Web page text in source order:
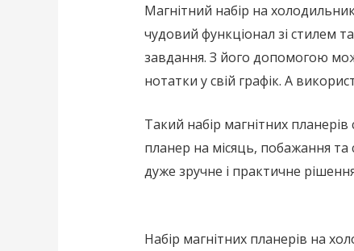
Магнітний набір на
чудовий функціонал зі стилем
завдання. З його допомогою
нотатки у свій графік. А
Такий набір магнітних
планер на місяць, побажання
дуже зручне і практичне
Набір магнітних планерів на